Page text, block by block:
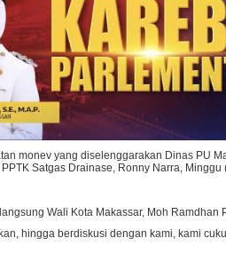
monev yang diselenggarakan Dinas PU
Satgas Drainase, Ronny Narra, Minggu
Wali Kota Makassar, Moh Ramdhan
hingga berdiskusi dengan kami, kami